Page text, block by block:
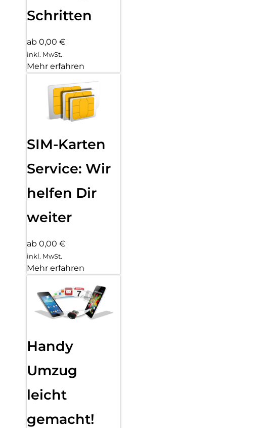
Schritten
ab 0,00 €
inkl. MwSt.
Mehr erfahren
SIM-Karten
Service: Wir
helfen Dir
weiter
ab 0,00 €
inkl. MwSt.
Mehr erfahren
Handy
Umzug
leicht
gemacht!